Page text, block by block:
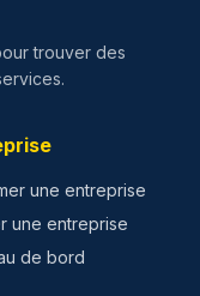
trouver des
une entreprise
une entreprise
de bord